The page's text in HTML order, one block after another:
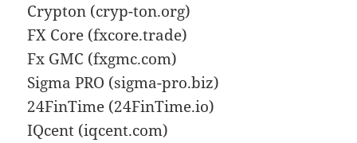
Crypton (cryp-ton.org)
FX Core (fxcore.trade)
Fx GMC (fxgmc.com)
Sigma PRO (sigma-pro.biz)
24FinTime (24FinTime.io)
IQcent (iqcent.com)